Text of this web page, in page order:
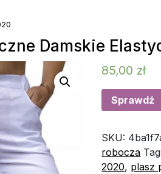
Damskie
85,00 zł
Sprawdź
SKU:
robocza
2020, plasz